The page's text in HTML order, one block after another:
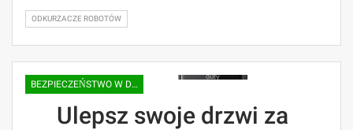
ODKURZACZE ROBOTÓW
BEZPIECZEŃSTWO W DOMU |
Ulepsz swoje drzwi za